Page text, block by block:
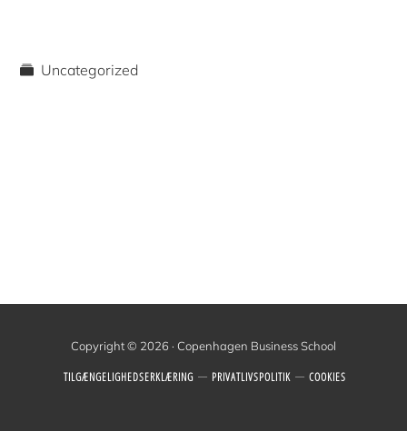
Uncategorized
Copyright © 2026 · Copenhagen Business School
TILGÆNGELIGHEDSERKLÆRING PRIVATLIVSPOLITIK COOKIES